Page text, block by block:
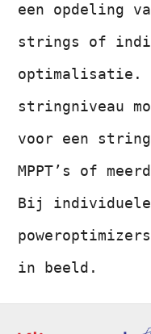
een opdeling
strings of
optimalisatie.
stringniveau
voor een
MPPT’s of
Bij individuele
in beeld.